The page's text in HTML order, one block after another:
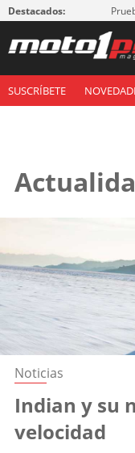
Destacados:
SUSCRÍBETE
Noticias
Indian y su
velocidad
Páginas